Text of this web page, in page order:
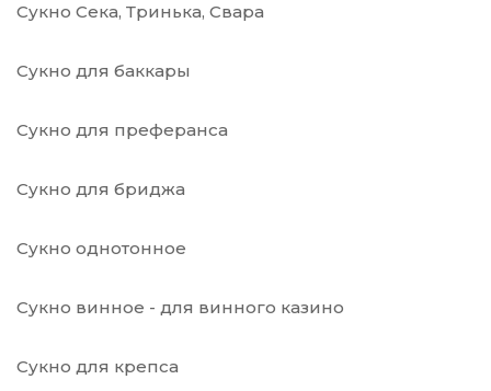
Сукно Сека, Тринька, Свара
Сукно для баккары
Сукно для преферанса
Сукно для бриджа
Сукно однотонное
Сукно винное - для винного казино
Сукно для крепса